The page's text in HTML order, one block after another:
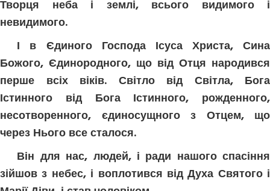
Творця неба і землі, всього видимого і
невидимого.
І в Єдиного Господа Ісуса Христа, Сина
Божого, Єдинородного, що від Отця народився
перше всіх віків. Світло від Світла, Бога
Істинного від Бога Істинного, рожденного,
несотворенного, єдиносущного з Отцем, що
через Нього все сталося.
Він для нас, людей, і ради нашого спасіння
зійшов з небес, і воплотився від Духа Святого і